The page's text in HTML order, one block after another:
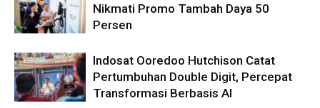
Nikmati Promo Tambah Daya 50
Persen
Indosat Ooredoo Hutchison Catat
Pertumbuhan Double Digit, Percepat
Transformasi Berbasis AI